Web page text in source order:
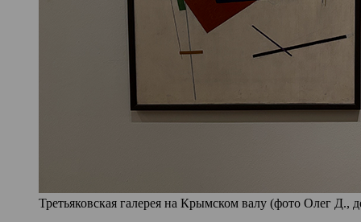
Третьяковская галерея на Крымском валу (фото Олег Д.,